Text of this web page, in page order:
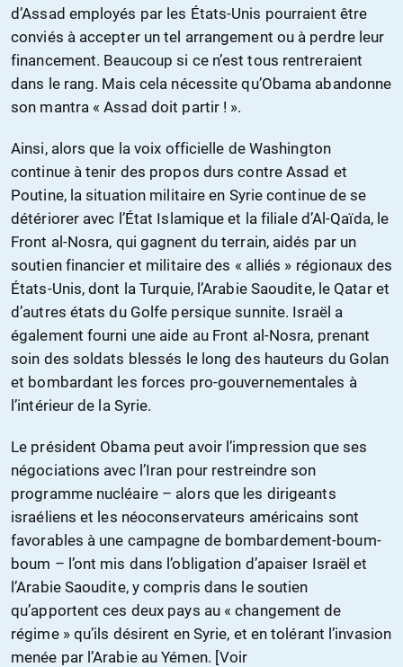
d’Assad employés par les États-Unis pourraient être
conviés à accepter un tel arrangement ou à perdre leur
financement. Beaucoup si ce n’est tous rentreraient
dans le rang. Mais cela nécessite qu’Obama abandonne
son mantra « Assad doit partir ! ».
Ainsi, alors que la voix officielle de Washington
continue à tenir des propos durs contre Assad et
Poutine, la situation militaire en Syrie continue de se
détériorer avec l’État Islamique et la filiale d’Al-Qaïda, le
Front al-Nosra, qui gagnent du terrain, aidés par un
soutien financier et militaire des « alliés » régionaux des
États-Unis, dont la Turquie, l’Arabie Saoudite, le Qatar et
d’autres états du Golfe persique sunnite. Israël a
également fourni une aide au Front al-Nosra, prenant
soin des soldats blessés le long des hauteurs du Golan
et bombardant les forces pro-gouvernementales à
l’intérieur de la Syrie.
Le président Obama peut avoir l’impression que ses
négociations avec l’Iran pour restreindre son
programme nucléaire – alors que les dirigeants
israéliens et les néoconservateurs américains sont
favorables à une campagne de bombardement-boum-
boum – l’ont mis dans l’obligation d’apaiser Israël et
l’Arabie Saoudite, y compris dans le soutien
qu’apportent ces deux pays au « changement de
régime » qu’ils désirent en Syrie, et en tolérant l’invasion
menée par l’Arabie au Yémen. [Voir